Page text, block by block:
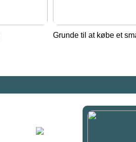
Grunde til at købe et